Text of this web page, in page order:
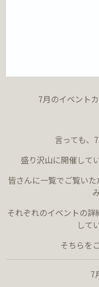
7月のイベント
言っても、
盛り沢山に開催して
皆さんに一覧でご覧い
それぞれのイベントの
して
そちらを
7